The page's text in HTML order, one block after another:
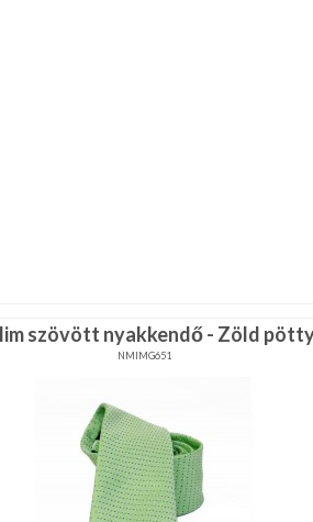
szövött nyakkendő - Zöld
NMIMG651